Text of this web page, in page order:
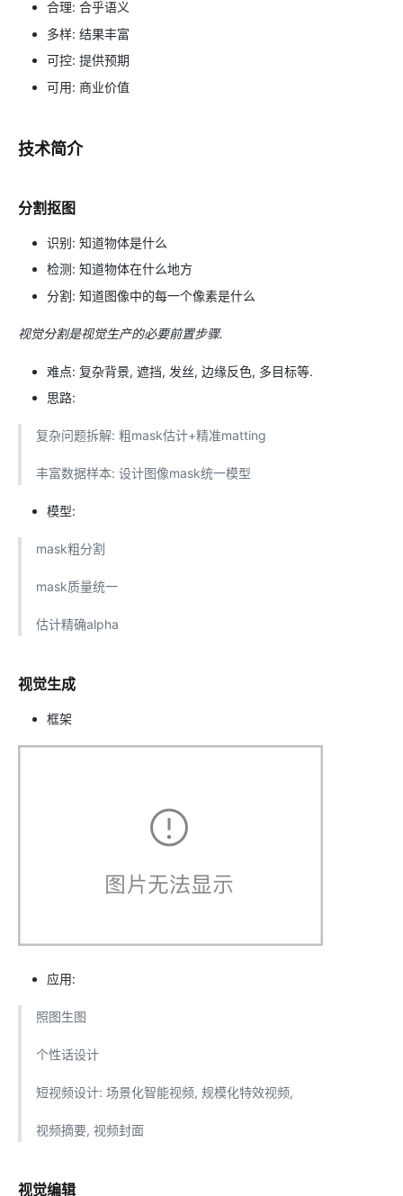
合理: 合乎语义
多样: 结果丰富
可控: 提供预期
可用: 商业价值
技术简介
分割抠图
识别: 知道物体是什么
检测: 知道物体在什么地方
分割: 知道图像中的每一个像素是什么
视觉分割是视觉生产的必要前置步骤.
难点: 复杂背景, 遮挡, 发丝, 边缘反色, 多目标等.
思路:
复杂问题拆解: 粗mask估计+精准matting
丰富数据样本: 设计图像mask统一模型
模型:
mask粗分割
mask质量统一
估计精确alpha
视觉生成
框架
应用:
照图生图
个性话设计
短视频设计: 场景化智能视频, 规模化特效视频,
视频摘要, 视频封面
视觉编辑